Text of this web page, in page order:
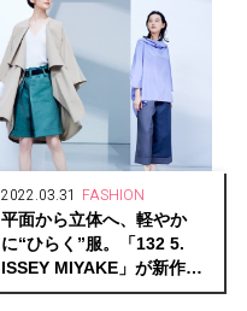
2022.03.31 FASHION
平面から立体へ、軽やか
に“ひらく”服。「132 5.
ISSEY MIYAKE」が新作
「KITE」シリーズを発売